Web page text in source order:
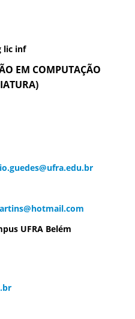
EM COMPUTAÇÃO
UFRA Belém